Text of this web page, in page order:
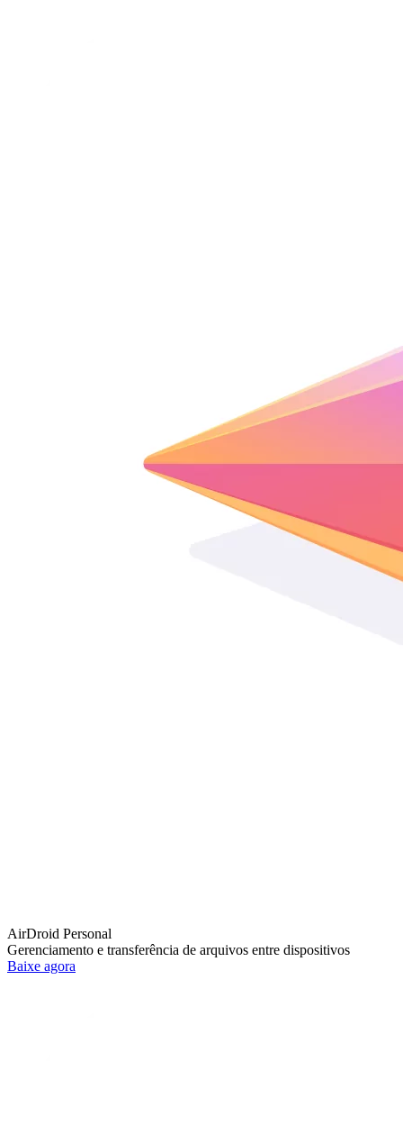
AirDroid Personal
Gerenciamento e transferência de arquivos entre dispositivos
Baixe agora